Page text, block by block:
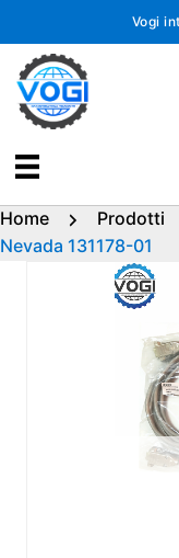
contenuto
Vogi
Home Prodotti
Nevada 131178-01